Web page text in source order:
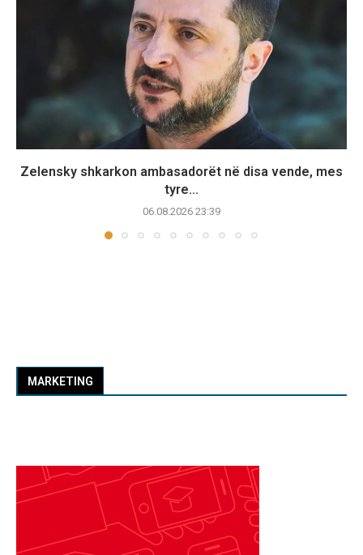
Zelensky shkarkon ambasadorët në disa vende, mes
tyre...
06.08.2026 23:39
MARKETING